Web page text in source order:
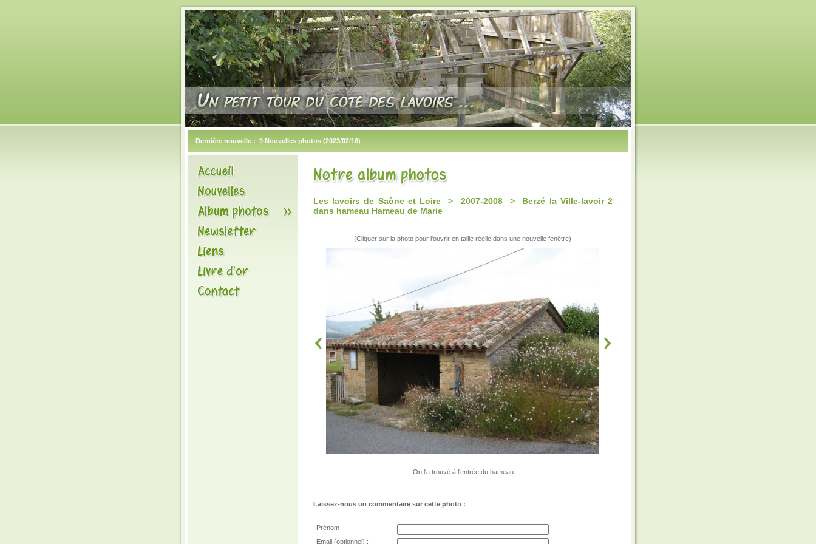
Dernière nouvelle : 9 Nouvelles photos (2023/02/16)
Les lavoirs de Saône et Loire > 2007-2008 > Berzé la Ville-lavoir 2
dans hameau Hameau de Marie
(Cliquer sur la photo pour l'ouvrir en taille réelle dans une nouvelle fenêtre)
On l'a trouvé à l'entrée du hameau
Laissez-nous un commentaire sur cette photo :
Prénom :
Email (optionnel) :